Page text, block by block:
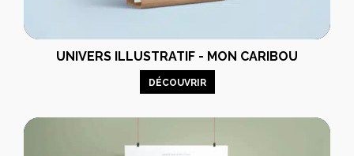
UNIVERS ILLUSTRATIF - MON CARIBOU
DÉCOUVRIR